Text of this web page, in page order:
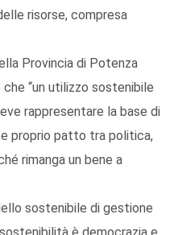
risorse, compresa
Provincia di Potenza
“un utilizzo sostenibile
rappresentare la base di
e proprio patto tra politica,
rimanga un bene a
sostenibile di gestione